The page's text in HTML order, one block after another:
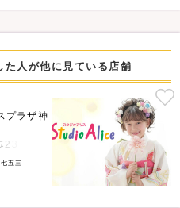
人が他に見ている店舗
プラザ神
分
五三